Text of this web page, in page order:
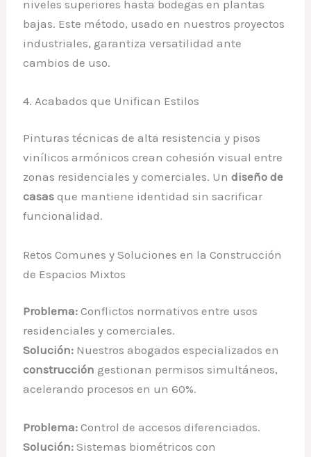
niveles superiores hasta bodegas en plantas
bajas. Este método, usado en nuestros proyectos
industriales, garantiza versatilidad ante
cambios de uso.
4. Acabados que Unifican Estilos
Pinturas técnicas de alta resistencia y pisos
vinílicos armónicos crean cohesión visual entre
zonas residenciales y comerciales. Undiseño de
casas que mantiene identidad sin sacrificar
funcionalidad.
Retos Comunes y Soluciones en la Construcción
de Espacios Mixtos
Problema: Conflictos normativos entre usos
residenciales y comerciales.
Solución: Nuestros abogados especializados en
construcción gestionan permisos simultáneos,
acelerando procesos en un 60%.
Problema: Control de accesos diferenciados.
Solución: Sistemas biométricos con